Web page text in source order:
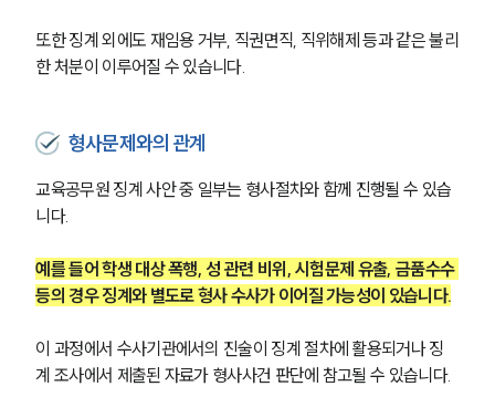
또한 징계 외에도 재임용 거부, 직권면직, 직위해제 등과 같은 불리
한 처분이 이루어질 수 있습니다.
형사문제와의 관계
교육공무원 징계 사안 중 일부는 형사절차와 함께 진행될 수 있습
니다.
예를 들어 학생 대상 폭행, 성 관련 비위, 시험문제 유출, 금품수수
등의 경우 징계와 별도로 형사 수사가 이어질 가능성이 있습니다.
이 과정에서 수사기관에서의 진술이 징계 절차에 활용되거나 징
계 조사에서 제출된 자료가 형사사건 판단에 참고될 수 있습니다.